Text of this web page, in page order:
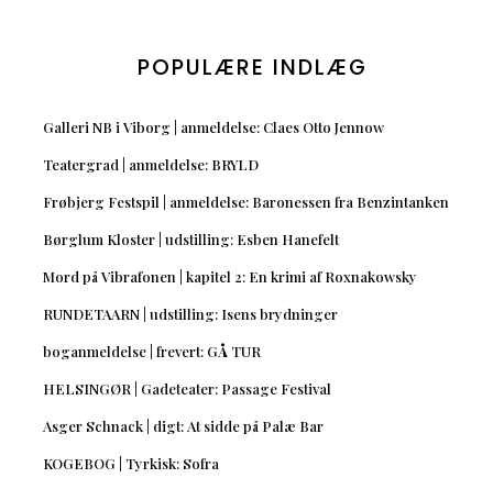
POPULÆRE INDLÆG
Galleri NB i Viborg | anmeldelse: Claes Otto Jennow
Teatergrad | anmeldelse: BRYLD
Frøbjerg Festspil | anmeldelse: Baronessen fra Benzintanken
Børglum Kloster | udstilling: Esben Hanefelt
Mord på Vibrafonen | kapitel 2: En krimi af Roxnakowsky
RUNDETAARN | udstilling: Isens brydninger
boganmeldelse | frevert: GÅ TUR
HELSINGØR | Gadeteater: Passage Festival
Asger Schnack | digt: At sidde på Palæ Bar
KOGEBOG | Tyrkisk: Sofra